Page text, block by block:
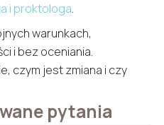
i proktologa.
warunkach,
i bez oceniania.
czym jest zmiana i czy
pytania